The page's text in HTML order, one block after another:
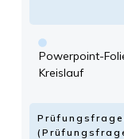
Powerpoint-
Kreislauf